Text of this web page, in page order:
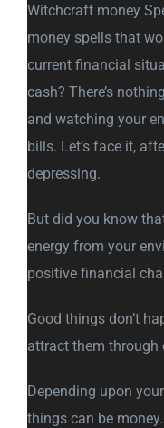
Witchcraft money
money spells that
current financial
cash? There’s
and watching your
bills. Let’s face it,
depressing.
But did you know
energy from your
positive financial
Good things don’t
attract them through
Depending upon
things can be